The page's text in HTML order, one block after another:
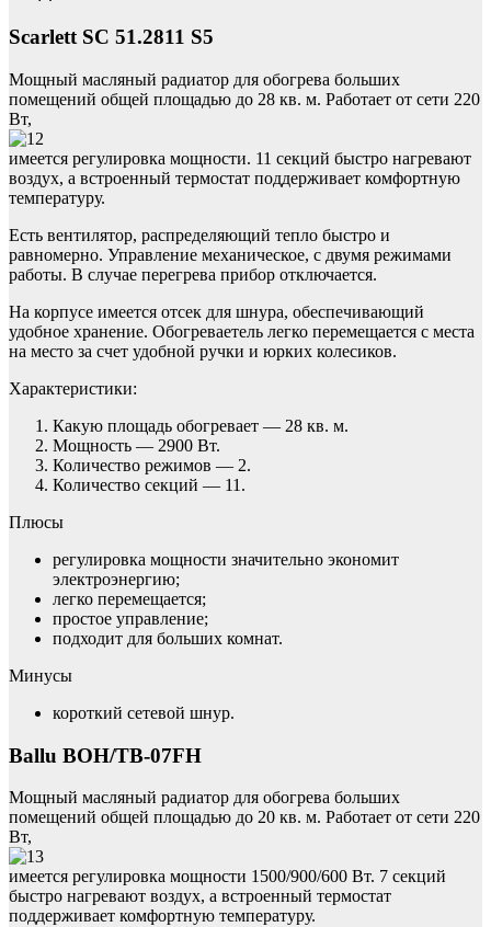
Scarlett SC 51.2811 S5
Мощный масляный радиатор для обогрева больших
помещений общей площадью до 28 кв. м. Работает от сети 220
Вт,
имеется регулировка мощности. 11 секций быстро нагревают
воздух, а встроенный термостат поддерживает комфортную
температуру.
Есть вентилятор, распределяющий тепло быстро и
равномерно. Управление механическое, с двумя режимами
работы. В случае перегрева прибор отключается.
На корпусе имеется отсек для шнура, обеспечивающий
удобное хранение. Обогреваетель легко перемещается с места
на место за счет удобной ручки и юрких колесиков.
Характеристики:
Какую площадь обогревает — 28 кв. м.
Мощность — 2900 Вт.
Количество режимов — 2.
Количество секций — 11.
Плюсы
регулировка мощности значительно экономит
электроэнергию;
легко перемещается;
простое управление;
подходит для больших комнат.
Минусы
короткий сетевой шнур.
Ballu BOH/TB-07FH
Мощный масляный радиатор для обогрева больших
помещений общей площадью до 20 кв. м. Работает от сети 220
Вт,
имеется регулировка мощности 1500/900/600 Вт. 7 секций
быстро нагревают воздух, а встроенный термостат
поддерживает комфортную температуру.